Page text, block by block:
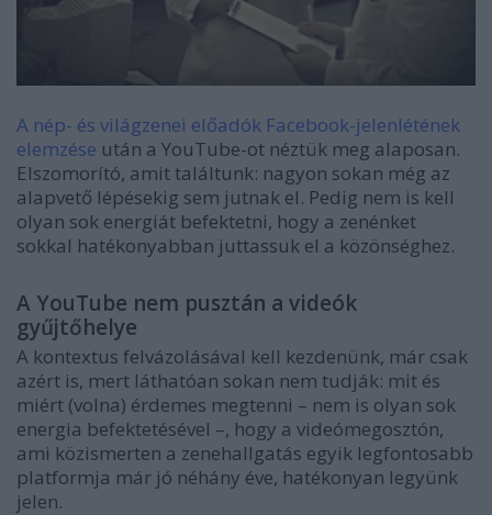
A nép- és világzenei előadók Facebook-jelenlétének
elemzése után a YouTube-ot néztük meg alaposan.
Elszomorító, amit találtunk: nagyon sokan még az
alapvető lépésekig sem jutnak el. Pedig nem is kell
olyan sok energiát befektetni, hogy a zenénket
sokkal hatékonyabban juttassuk el a közönséghez.
A YouTube nem pusztán a videók
gyűjtőhelye
A kontextus felvázolásával kell kezdenünk, már csak
azért is, mert láthatóan sokan nem tudják: mit és
miért (volna) érdemes megtenni – nem is olyan sok
energia befektetésével –, hogy a videómegosztón,
ami közismerten a zenehallgatás egyik legfontosabb
platformja már jó néhány éve, hatékonyan legyünk
jelen.